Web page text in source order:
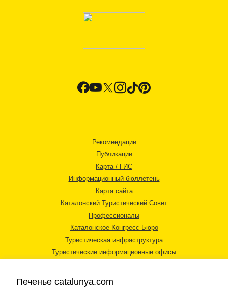
Рекомендации
Публикации
Карта / ГИС
Информационный бюллетень
Карта сайта
Каталонский Туристический Совет
Профессионалы
Каталонское Конгресс-Бюро
Туристическая инфраструктура
Туристические информационные офисы
Печенье catalunya.com